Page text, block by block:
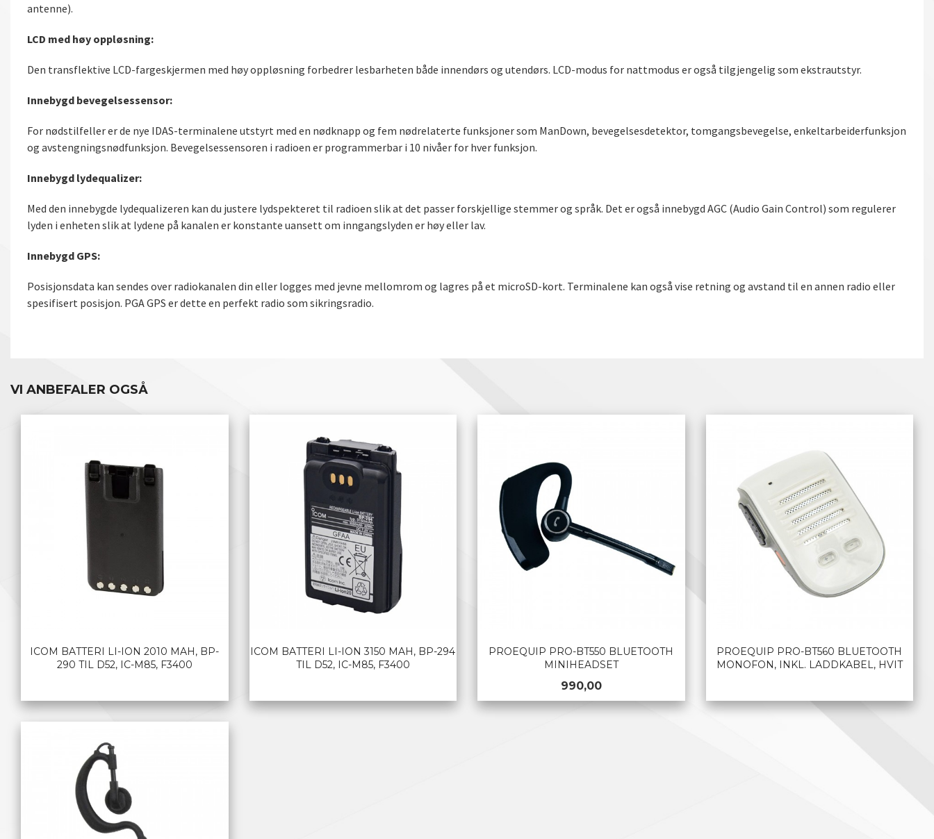
antenne).
LCD med høy oppløsning:
Den transflektive LCD-fargeskjermen med høy oppløsning forbedrer lesbarheten både innendørs og utendørs. LCD-modus for nattmodus er også tilgjengelig som ekstrautstyr.
Innebygd bevegelsessensor:
For nødstilfeller er de nye IDAS-terminalene utstyrt med en nødknapp og fem nødrelaterte funksjoner som ManDown, bevegelsesdetektor, tomgangsbevegelse, enkeltarbeiderfunksjon
og avstengningsnødfunksjon. Bevegelsessensoren i radioen er programmerbar i 10 nivåer for hver funksjon.
Innebygd lydequalizer:
Med den innebygde lydequalizeren kan du justere lydspekteret til radioen slik at det passer forskjellige stemmer og språk. Det er også innebygd AGC (Audio Gain Control) som regulerer
lyden i enheten slik at lydene på kanalen er konstante uansett om inngangslyden er høy eller lav.
Innebygd GPS:
Posisjonsdata kan sendes over radiokanalen din eller logges med jevne mellomrom og lagres på et microSD-kort. Terminalene kan også vise retning og avstand til en annen radio eller
spesifisert posisjon. PGA GPS er dette en perfekt radio som sikringsradio.
VI ANBEFALER OGSÅ
ICOM BATTERI LI-ION 2010 MAH, BP-
290 TIL D52, IC-M85, F3400
ICOM BATTERI LI-ION 3150 MAH, BP-294
TIL D52, IC-M85, F3400
PROEQUIP PRO-BT550 BLUETOOTH
MINIHEADSET
Pris
990,00
PROEQUIP PRO-BT560 BLUETOOTH
MONOFON, INKL. LADDKABEL, HVIT